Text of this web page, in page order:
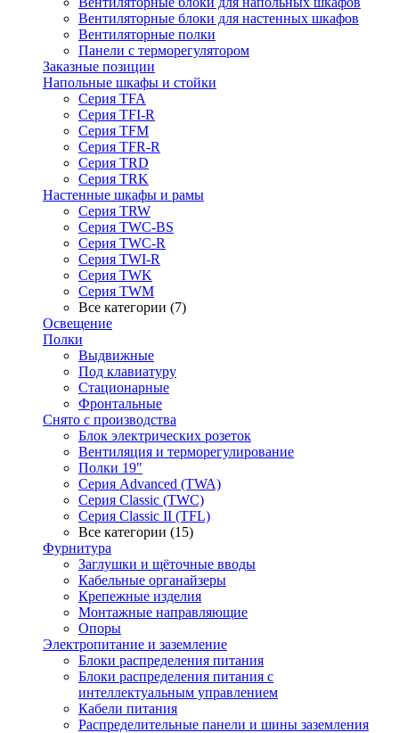
Вентиляторные блоки для настенных шкафов
Вентиляторные полки
Панели с терморегулятором
Заказные позиции
Напольные шкафы и стойки
Серия TFA
Серия TFI-R
Серия TFM
Серия TFR-R
Серия TRD
Серия TRK
Настенные шкафы и рамы
Серия TRW
Серия TWC-BS
Серия TWC-R
Серия TWI-R
Серия TWK
Серия TWM
Все категории (7)
Освещение
Полки
Выдвижные
Под клавиатуру
Стационарные
Фронтальные
Снято с производства
Блок электрических розеток
Вентиляция и терморегулирование
Полки 19"
Серия Advanced (TWA)
Серия Classic (TWC)
Серия Classic II (TFL)
Все категории (15)
Фурнитура
Заглушки и щёточные вводы
Кабельные органайзеры
Крепежные изделия
Монтажные направляющие
Опоры
Электропитание и заземление
Блоки распределения питания
Блоки распределения питания с
интеллектуальным управлением
Кабели питания
Распределительные панели и шины заземления